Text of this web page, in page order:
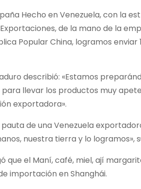
Hecho en Venezuela, con la
de la mano de la
Popular China, logramos
describió: «Estamos
para llevar los productos muy
exportadora».
pauta de una Venezuela
nuestra tierra y lo logramos»,
que el Maní, café, miel, ají
importación en Shanghái.